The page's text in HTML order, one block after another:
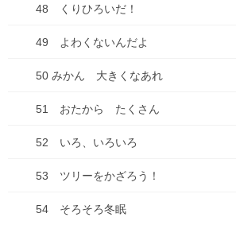
34 はじめての おんなのこ
35 もやもや もやもや…
36 もやもや バイバイ
37 かくれんぼ
48 くりひろいだ！
49 よわくないんだよ
50 みかん 大きくなあれ
51 おたから たくさん
52 いろ、いろいろ
53 ツリーをかざろう！
54 そろそろ冬眠